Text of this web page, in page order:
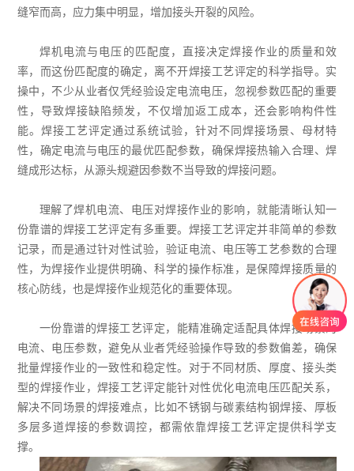
缝窄而高，应力集中明显，增加接头开裂的风险。
焊机电流与电压的匹配度，直接决定焊接作业的质量和效
率，而这份匹配度的确定，离不开焊接工艺评定的科学指导。实
操中，不少从业者仅凭经验设定电流电压，忽视参数匹配的重要
性，导致焊接缺陷频发，不仅增加返工成本，还会影响构件性
能。焊接工艺评定通过系统试验，针对不同焊接场景、母材特
性，确定电流与电压的最优匹配参数，确保焊接热输入合理、焊
缝成形达标，从源头规避因参数不当导致的焊接问题。
理解了焊机电流、电压对焊接作业的影响，就能清晰认知一
份靠谱的焊接工艺评定有多重要。焊接工艺评定并非简单的参数
记录，而是通过针对性试验，验证电流、电压等工艺参数的合理
性，为焊接作业提供明确、科学的操作标准，是保障焊接质量的
核心防线，也是焊接作业规范化的重要体现。
一份靠谱的焊接工艺评定，能精准确定适配具体焊接场景的
电流、电压参数，避免从业者凭经验操作导致的参数偏差，确保
批量焊接作业的一致性和稳定性。对于不同材质、厚度、接头类
型的焊接作业，焊接工艺评定能针对性优化电流电压匹配关系，
解决不同场景的焊接难点，比如不锈钢与碳素结构钢焊接、厚板
多层多道焊接的参数调控，都需依靠焊接工艺评定提供科学支
撑。